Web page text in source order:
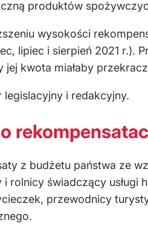
produktów
wysokości
lipiec i sierpień 2021
kwota miałaby
legislacyjny i redakcyjny.
z budżetu państwa ze
rolnicy świadczący
przewodnicy